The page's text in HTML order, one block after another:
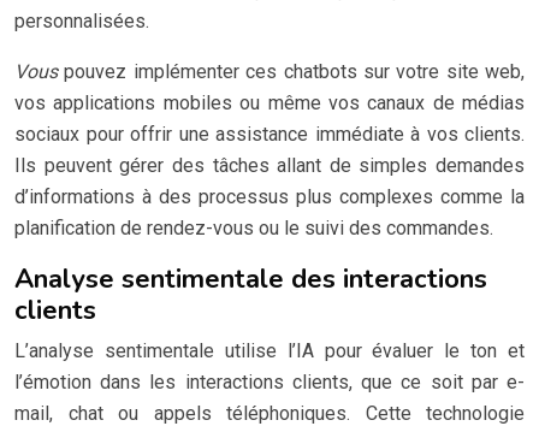
personnalisées.
Vouspouvez implémenter ces chatbots sur votre site web,
vos applications mobiles ou même vos canaux de médias
sociaux pour offrir une assistance immédiate à vos clients.
Ils peuvent gérer des tâches allant de simples demandes
d’informations à des processus plus complexes comme la
planification de rendez-vous ou le suivi des commandes.
Analyse sentimentale des interactions
clients
L’analyse sentimentale utilise l’IA pour évaluer le ton et
l’émotion dans les interactions clients, que ce soit par e-
mail, chat ou appels téléphoniques. Cette technologie